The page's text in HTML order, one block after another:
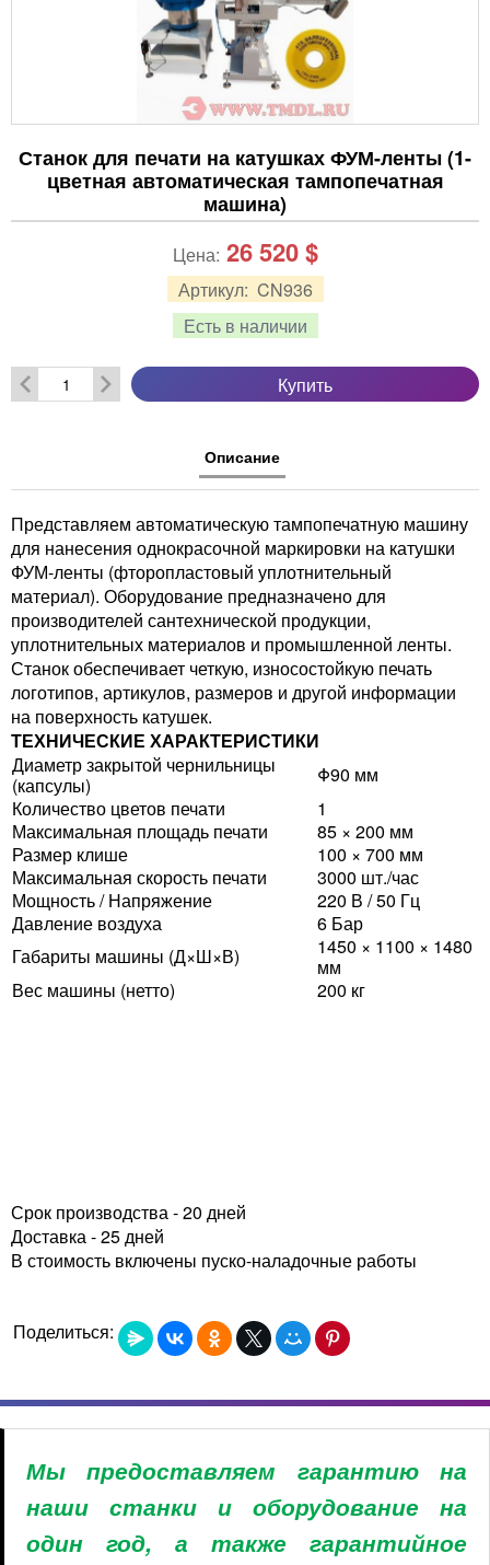
Станок для печати на катушках ФУМ-ленты (1-
цветная автоматическая тампопечатная
машина)
Артикул: CN936
Есть в наличии
Цена: 26 520$
Купить
Описание
Представляем автоматическую тампопечатную машину
для нанесения однокрасочной маркировки на катушки
ФУМ-ленты (фторопластовый уплотнительный
материал). Оборудование предназначено для
производителей сантехнической продукции,
уплотнительных материалов и промышленной ленты.
Станок обеспечивает четкую, износостойкую печать
логотипов, артикулов, размеров и другой информации
на поверхность катушек.
ТЕХНИЧЕСКИЕ ХАРАКТЕРИСТИКИ
Диаметр закрытой чернильницы
(капсулы)
Φ90 мм
Количество цветов печати
1
Максимальная площадь печати
85 × 200 мм
Размер клише
100 × 700 мм
Максимальная скорость печати
3000 шт./час
Мощность / Напряжение
220 В / 50 Гц
Давление воздуха
6 Бар
Габариты машины (Д×Ш×В)
1450 × 1100 × 1480
мм
Вес машины (нетто)
200 кг
Срок производства - 20 дней
Доставка - 25 дней
В стоимость включены пуско-наладочные работы
Поделиться:
Мы предоставляем гарантию на
наши станки и оборудование на
один год, а также гарантийное